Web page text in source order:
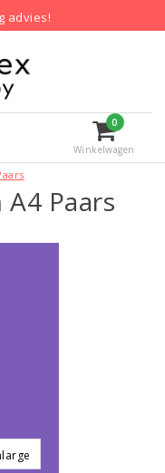
advies!
0
Winkelwagen
Paars